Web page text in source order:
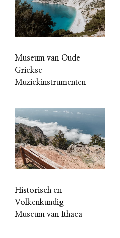
Museum van Oude
Griekse
Muziekinstrumenten
Historisch en
Volkenkundig
Museum van Ithaca